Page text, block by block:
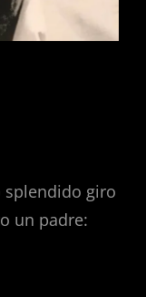
splendido giro
un padre: